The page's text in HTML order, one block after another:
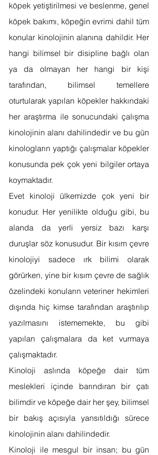
köpek yetiştirilmesi ve beslenme, genel
köpek bakımı, köpeğin evrimi dahil tüm
konular kinolojinin alanına dahildir. Her
hangi bilimsel bir disipline bağlı olan
ya da olmayan her hangi bir kişi
tarafından, bilimsel temellere
oturtularak yapılan köpekler hakkındaki
her araştırma ile sonucundaki çalışma
kinolojinin alanı dahilindedir ve bu gün
kinologların yaptığı çalışmalar köpekler
konusunda pek çok yeni bilgiler ortaya
koymaktadır.
Evet kinoloji ülkemizde çok yeni bir
konudur. Her yenilikte olduğu gibi, bu
alanda da yerli yersiz bazı karşı
duruşlar söz konusudur. Bir kısım çevre
kinolojiyi sadece ırk bilimi olarak
görürken, yine bir kısım çevre de sağlık
özelindeki konuların veteriner hekimleri
dışında hiç kimse tarafından araştırılıp
yazılmasını istememekte, bu gibi
yapılan çalışmalara da ket vurmaya
çalışmaktadır.
Kinoloji aslında köpeğe dair tüm
meslekleri içinde barındıran bir çatı
bilimdir ve köpeğe dair her şey, bilimsel
bir bakış açısıyla yansıtıldığı sürece
kinolojinin alanı dahilindedir.
Kinoloji ile mesgul bir insan; bu gün